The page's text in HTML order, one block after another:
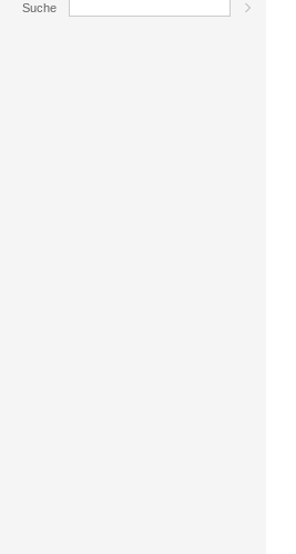
Suche